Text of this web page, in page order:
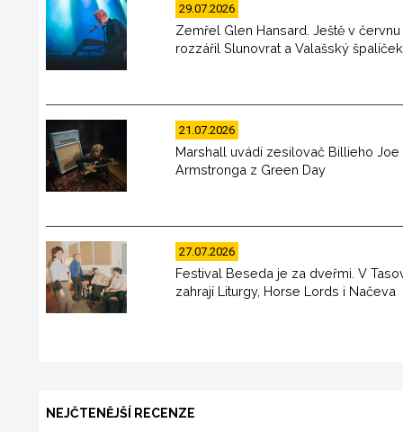
29.07.2026
Zemřel Glen Hansard. Ještě v červnu
rozzářil Slunovrat a Valašský špalíček
21.07.2026
Marshall uvádí zesilovač Billieho Joe
Armstronga z Green Day
27.07.2026
Festival Beseda je za dveřmi. V
zahrají Liturgy, Horse Lords i Načeva
NEJČTENĚJŠÍ RECENZE